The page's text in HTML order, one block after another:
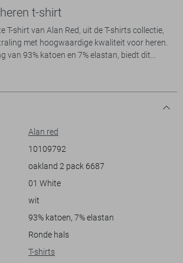
t-shirt
T-shirt van Alan Red, uit de T-shirts collectie,
met hoogwaardige kwaliteit voor heren.
van 93% katoen en 7% elastan, biedt dit
prettige stretch en een regular fit pasvorm die
naadloos onder kleding of als casual
dagen.
en normale lengte maken het geschikt voor
of een sportieve outdoor ervaring. Dit
Alan Red kun je eenvoudig combineren met
voor een ontspannen look. Door de basisstijl en
iedereen die op zoek is naar eenvoud en
draagbare kledingstukken.
Alan red
10109792
oakland 2 pack 6687
01 White
wit
93% katoen, 7% elastan
Ronde hals
T-shirts